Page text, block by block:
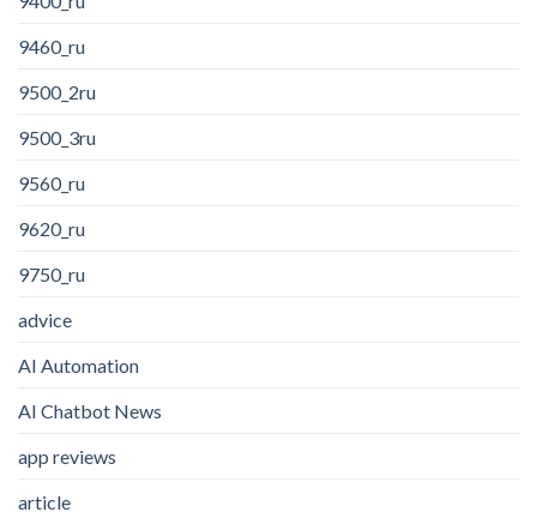
9460_ru
9500_2ru
9500_3ru
9560_ru
9620_ru
9750_ru
advice
AI Automation
AI Chatbot News
app reviews
article